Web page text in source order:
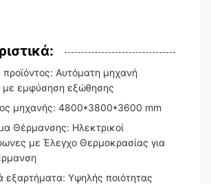
Αυτόματη μηχανή
με εμφύσηση εξώθησης
μηχανής: 4800*3800*3600 mm
Θέρμανσης: Ηλεκτρικοί
με Έλεγχο Θερμοκρασίας για
εξαρτήματα: Υψηλής ποιότητας